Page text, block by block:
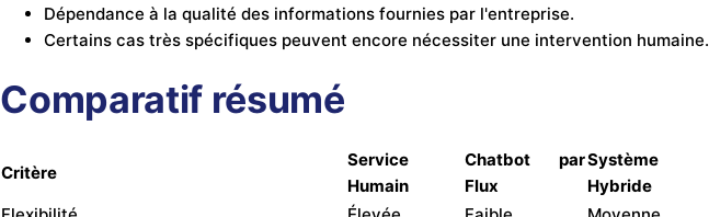
Dépendance à la qualité des informations fournies par l'entreprise.
Certains cas très spécifiques peuvent encore nécessiter une intervention humaine.
Comparatif résumé
Critère
Service
Humain
Chatbot par
Flux
Système
Hybride